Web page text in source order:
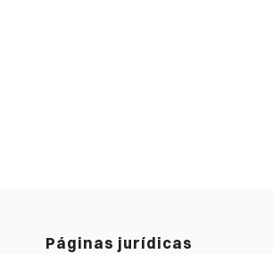
Páginas jurídicas